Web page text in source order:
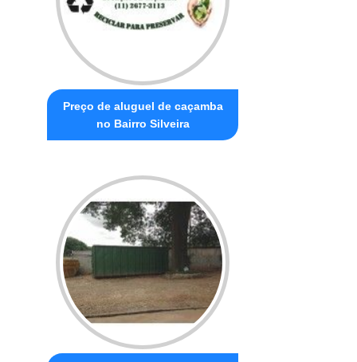
Preço de aluguel de caçamba
no Bairro Silveira